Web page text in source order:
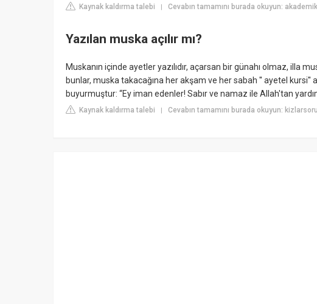
Kaynak kaldırma talebi | Cevabın tamamını burada okuyun:
Yazılan muska açılır mı?
Muskanın içinde ayetler yazılıdır, açarsan bir günahı olmaz, illa
bunlar, muska takacağına her akşam ve her sabah '' ayetel kursi''
buyurmuştur: “Ey iman edenler! Sabır ve namaz ile Allah'tan
Kaynak kaldırma talebi | Cevabın tamamını burada okuyun: